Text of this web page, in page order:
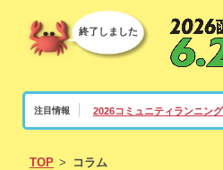
注目情報 2026コミュニティランニン
終了しました
TOP コラム